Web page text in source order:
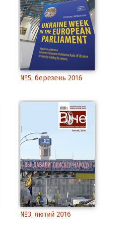
№5, березень 2016
№3, лютий 2016